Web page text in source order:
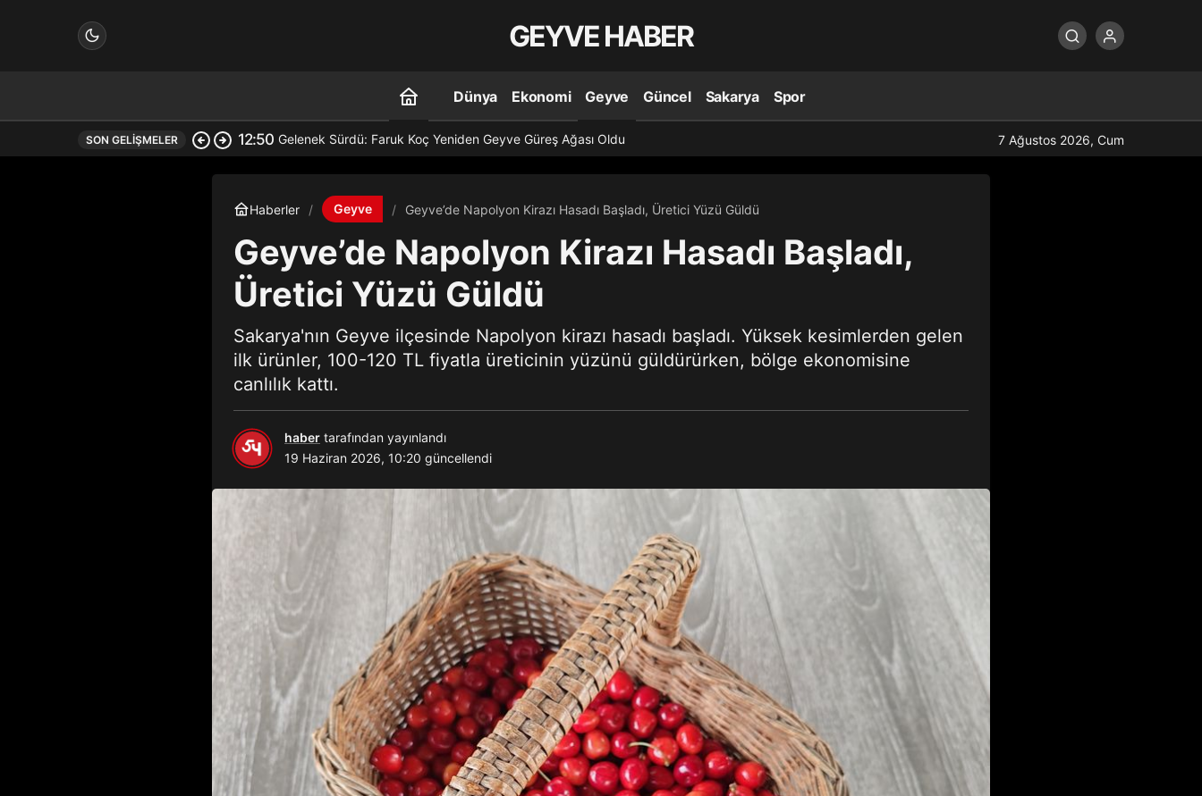
GEYVE HABER
Dünya Ekonomi Geyve Güncel Sakarya Spor
SON GELIŞMELER 12:50 Gelenek Sürdü: Faruk Koç Yeniden Geyve Güreş Ağası Oldu 7 Ağustos 2026, Cum
Haberler Geyve Geyve’de Napolyon Kirazı Hasadı Başladı, Üretici Yüzü Güldü
Geyve’de Napolyon Kirazı Hasadı Başladı,
Üretici Yüzü Güldü
Sakarya'nın Geyve ilçesinde Napolyon kirazı hasadı başladı. Yüksek kesimlerden gelen
ilk ürünler, 100-120 TL fiyatla üreticinin yüzünü güldürürken, bölge ekonomisine
canlılık kattı.
haber tarafından yayınlandı
19 Haziran 2026, 10:20 güncellendi